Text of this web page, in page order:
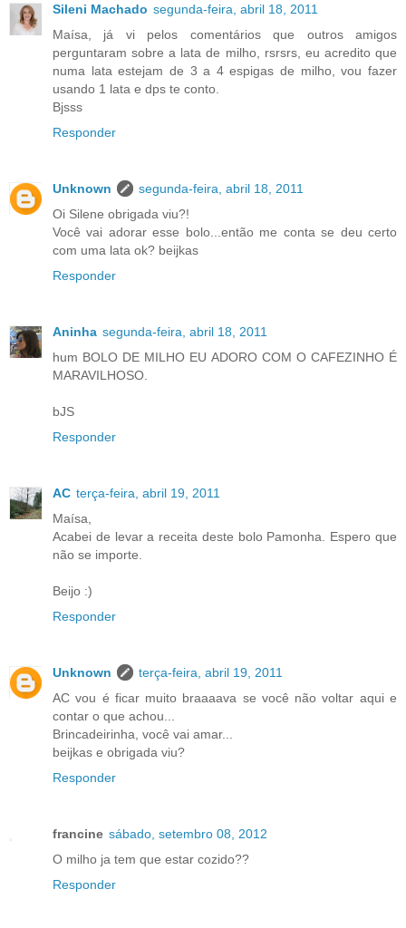
Sileni Machado segunda-feira, abril 18, 2011
Maísa, já vi pelos comentários que outros amigos
perguntaram sobre a lata de milho, rsrsrs, eu acredito que
numa lata estejam de 3 a 4 espigas de milho, vou fazer
usando 1 lata e dps te conto.
Bjsss
Responder
Unknown
segunda-feira, abril 18, 2011
Oi Silene obrigada viu?!
Você vai adorar esse bolo...então me conta se deu certo
com uma lata ok? beijkas
Responder
Aninha segunda-feira, abril 18, 2011
hum BOLO DE MILHO EU ADORO COM O CAFEZINHO É
MARAVILHOSO.
bJS
Responder
AC terça-feira, abril 19, 2011
Maísa,
Acabei de levar a receita deste bolo Pamonha. Espero que
não se importe.
Beijo :)
Responder
Unknown
terça-feira, abril 19, 2011
AC vou é ficar muito braaaava se você não voltar aqui e
contar o que achou...
Brincadeirinha, você vai amar...
beijkas e obrigada viu?
Responder
francine sábado, setembro 08, 2012
O milho ja tem que estar cozido??
Responder